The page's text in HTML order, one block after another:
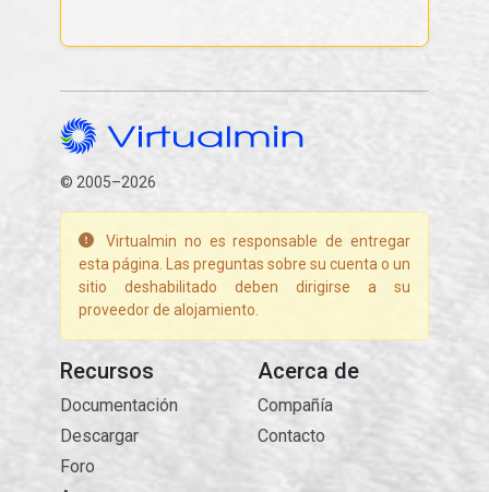
© 2005–2026
Virtualmin no es responsable de entregar
esta página. Las preguntas sobre su cuenta o un
sitio deshabilitado deben dirigirse a su
proveedor de alojamiento.
Recursos
Documentación
Descargar
Foro
Acerca de
Compañía
Contacto